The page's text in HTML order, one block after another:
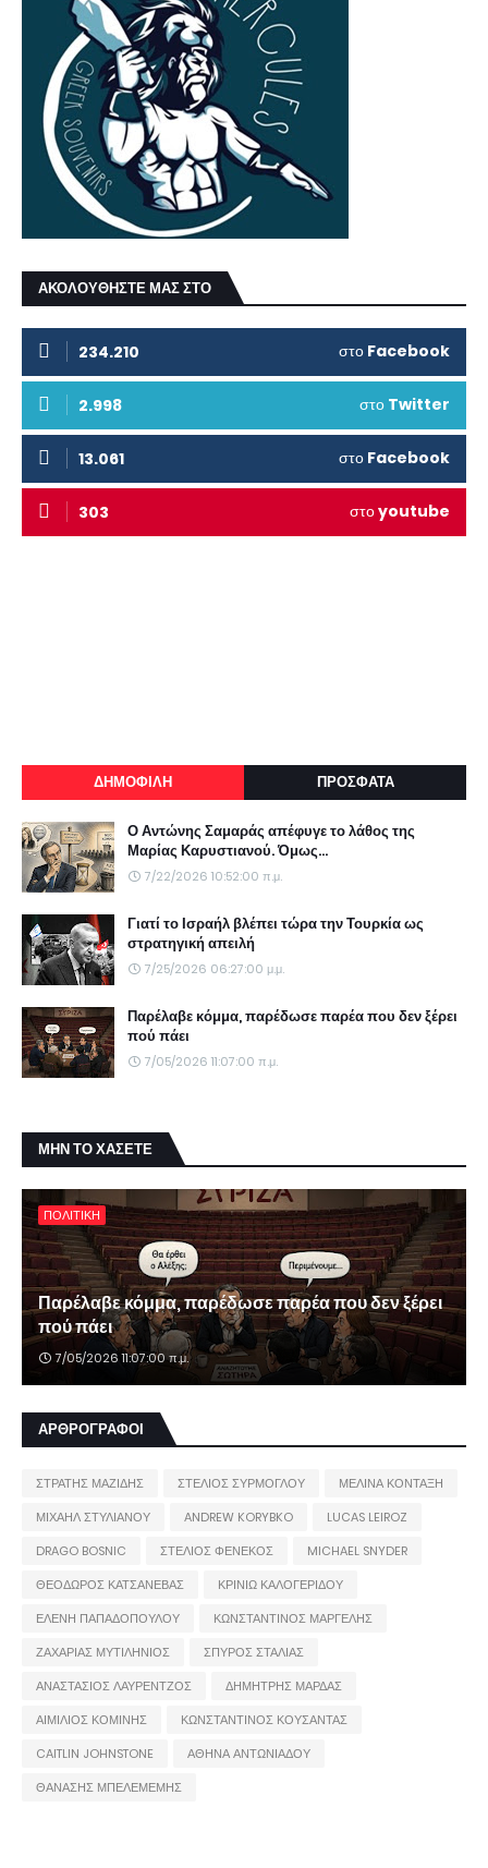
ΑΚΟΛΟΥΘΗΣΤΕ ΜΑΣ ΣΤΟ
234.210 στο Facebook
2.998 στο Twitter
13.061 στο Facebook
303 στοyoutube
ΔΗΜΟΦΙΛΗ ΠΡΟΣΦΑΤΑ
Ο Αντώνης Σαμαράς απέφυγε το λάθος της
Μαρίας Καρυστιανού. Όμως...
7/22/2026 10:52:00 π.μ.
Γιατί το Ισραήλ βλέπει τώρα την Τουρκία ως
στρατηγική απειλή
7/25/2026 06:27:00 μ.μ.
Παρέλαβε κόμμα, παρέδωσε παρέα που δεν ξέρει
πού πάει
7/05/2026 11:07:00 π.μ.
ΜΗΝ ΤΟ ΧΑΣΕΤΕ
ΠΟΛΙΤΙΚΗ
Παρέλαβε κόμμα, παρέδωσε παρέα που δεν ξέρει
πού πάει
7/05/2026 11:07:00 π.μ.
ΑΡΘΡΟΓΡΑΦΟΙ
ΣΤΡΑΤΗΣ ΜΑΖΙΔΗΣ ΣΤΕΛΙΟΣ ΣΥΡΜΟΓΛΟΥ
ΜΕΛΙΝΑ ΚΟΝΤΑΞΗ
ΜΙΧΑΗΛ ΣΤΥΛΙΑΝΟΥ
ANDREW KORYBKO
LUCAS LEIROZ
DRAGO BOSNIC
ΣΤΕΛΙΟΣ ΦΕΝΕΚΟΣ
MICHAEL SNYDER
ΘΕΟΔΩΡΟΣ ΚΑΤΣΑΝΕΒΑΣ
ΚΡΙΝΙΩ ΚΑΛΟΓΕΡΙΔΟΥ
ΕΛΕΝΗ ΠΑΠΑΔΟΠΟΥΛΟΥ
ΚΩΝΣΤΑΝΤΙΝΟΣ ΜΑΡΓΕΛΗΣ
ΖΑΧΑΡΙΑΣ ΜΥΤΙΛΗΝΙΟΣ
ΣΠΥΡΟΣ ΣΤΑΛΙΑΣ
ΑΝΑΣΤΑΣΙΟΣ ΛΑΥΡΕΝΤΖΟΣ
ΔΗΜΗΤΡΗΣ ΜΑΡΔΑΣ
ΑΙΜΙΛΙΟΣ ΚΟΜΙΝΗΣ
ΚΩΝΣΤΑΝΤΙΝΟΣ ΚΟΥΣΑΝΤΑΣ
CAITLIN JOHNSTONE
ΑΘΗΝΑ ΑΝΤΩΝΙΑΔΟΥ
ΘΑΝΑΣΗΣ ΜΠΕΛΕΜΕΜΗΣ